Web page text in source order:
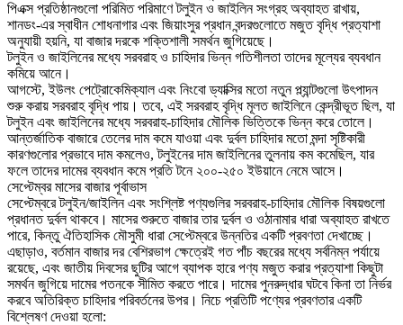
পিএক্স প্রতিষ্ঠানগুলো পরিমিত পরিমাণে টলুইন ও জাইলিন সংগ্রহ অব্যাহত রাখায়,
শানডং-এর স্বাধীন শোধনাগার এবং জিয়াংসুর প্রধান বন্দরগুলোতে মজুত বৃদ্ধি প্রত্যাশা
অনুযায়ী হয়নি, যা বাজার দরকে শক্তিশালী সমর্থন জুগিয়েছে।
টলুইন ও জাইলিনের মধ্যে সরবরাহ ও চাহিদার ভিন্ন গতিশীলতা তাদের মূল্যের ব্যবধান
কমিয়ে আনে।
আগস্টে, ইউলং পেট্রোকেমিক্যাল এবং নিংবো ড্যাক্সির মতো নতুন প্ল্যান্টগুলো উৎপাদন
শুরু করায় সরবরাহ বৃদ্ধি পায়। তবে, এই সরবরাহ বৃদ্ধি মূলত জাইলিনে কেন্দ্রীভূত ছিল, যা
টলুইন এবং জাইলিনের মধ্যে সরবরাহ-চাহিদার মৌলিক ভিত্তিকে ভিন্ন করে তোলে।
আন্তর্জাতিক বাজারে তেলের দাম কমে যাওয়া এবং দুর্বল চাহিদার মতো মন্দা সৃষ্টিকারী
কারণগুলোর প্রভাবে দাম কমলেও, টলুইনের দাম জাইলিনের তুলনায় কম কমেছিল, যার
ফলে তাদের দামের ব্যবধান কমে প্রতি টনে ২০০-২৫০ ইউয়ানে নেমে আসে।
সেপ্টেম্বর মাসের বাজার পূর্বাভাস
সেপ্টেম্বরে টলুইন/জাইলিন এবং সংশ্লিষ্ট পণ্যগুলির সরবরাহ-চাহিদার মৌলিক বিষয়গুলো
প্রধানত দুর্বল থাকবে। মাসের শুরুতে বাজার তার দুর্বল ও ওঠানামার ধারা অব্যাহত রাখতে
পারে, কিন্তু ঐতিহাসিক মৌসুমী ধারা সেপ্টেম্বরে উন্নতির একটি প্রবণতা দেখাচ্ছে।
এছাড়াও, বর্তমান বাজার দর বেশিরভাগ ক্ষেত্রেই গত পাঁচ বছরের মধ্যে সর্বনিম্ন পর্যায়ে
রয়েছে, এবং জাতীয় দিবসের ছুটির আগে ব্যাপক হারে পণ্য মজুত করার প্রত্যাশা কিছুটা
সমর্থন জুগিয়ে দামের পতনকে সীমিত করতে পারে। দামের পুনরুদ্ধার ঘটবে কিনা তা নির্ভর
করবে অতিরিক্ত চাহিদার পরিবর্তনের উপর। নিচে প্রতিটি পণ্যের প্রবণতার একটি
বিশ্লেষণ দেওয়া হলো: